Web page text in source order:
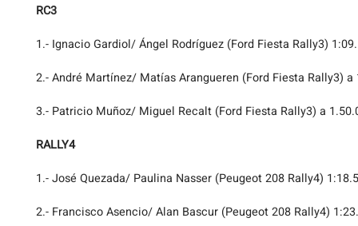
RC3
1.- Ignacio Gardiol/ Ángel Rodríguez (Ford Fiesta Rally3)
2.- André Martínez/ Matías Arangueren (Ford Fiesta Rally3) a
3.- Patricio Muñoz/ Miguel Recalt (Ford Fiesta Rally3) a
RALLY4
1.- José Quezada/ Paulina Nasser (Peugeot 208 Rally4)
2.- Francisco Asencio/ Alan Bascur (Peugeot 208 Rally4)